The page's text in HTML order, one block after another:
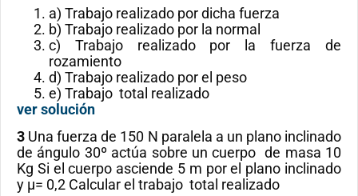
a) Trabajo realizado por dicha fuerza
b) Trabajo realizado por la normal
c) Trabajo realizado por la fuerza de
rozamiento
d) Trabajo realizado por el peso
e) Trabajo total realizado
ver solución
3 Una fuerza de 150 N paralela a un plano inclinado
de ángulo 30º actúa sobre un cuerpo de masa 10
Kg Si el cuerpo asciende 5 m por el plano inclinado
y μ= 0,2 Calcular el trabajo total realizado